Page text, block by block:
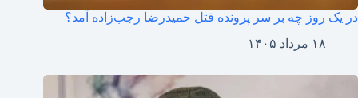
در یک روز چه بر سر پرونده قتل حمیدرضا رجب‌زاده آمد؟
۱۸ مرداد ۱۴۰۵